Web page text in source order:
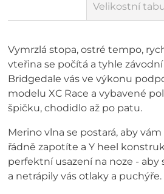
Velikostní
Vymrzlá stopa, ostré tempo,
vteřina se počítá a tyhle
Bridgedale vás ve výkonu
modelu XC Race a vybavené
špičku, chodidlo až po patu.
Merino vlna se postará, aby
řádně zapotíte a Y heel
perfektní usazení na noze - aby
a netrápily vás otlaky a puchýře.